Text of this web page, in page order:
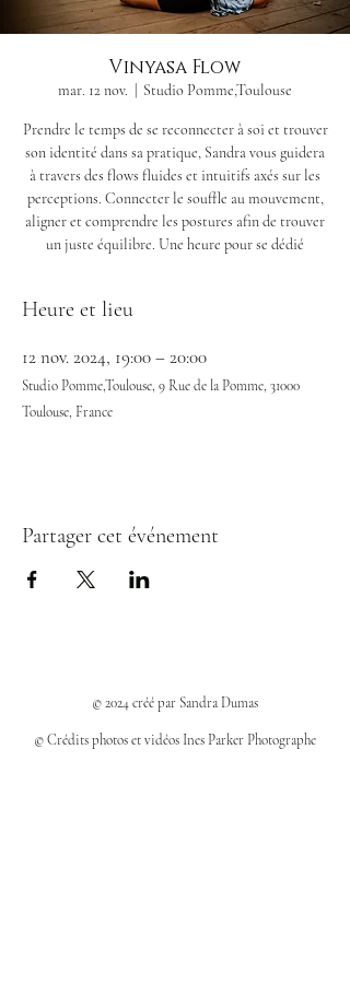
Vinyasa Flow
mar. 12 nov. Studio Pomme,Toulouse
Prendre le temps de se reconnecter à soi et trouver
son identité dans sa pratique, Sandra vous guidera
à travers des flows fluides et intuitifs axés sur les
perceptions. Connecter le souffle au mouvement,
aligner et comprendre les postures afin de trouver
un juste équilibre. Une heure pour se dédié
Heure et lieu
12 nov. 2024, 19:00 – 20:00
Studio Pomme,Toulouse, 9 Rue de la Pomme, 31000
Toulouse, France
Partager cet événement
© 2024 créé par Sandra Dumas
© Crédits photos et vidéos Ines Parker Photographe